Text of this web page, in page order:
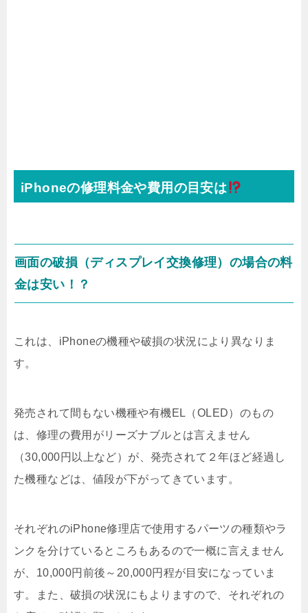
iPhoneの修理料金や費用の目安は
画面の破損（ディスプレイ交換修理）の場合の料
金は安い！？
これは、iPhoneの機種や破損の状況により異なりま
す。
発売されて間もない機種や有機EL（OLED）のもの
は、修理の費用がリーズナブルとは言えません
（30,000円以上など）が、発売されて２年ほど経過し
た機種などは、値段が下がってきています。
それぞれのiPhone修理店で使用するパーツの種類やラ
ンクを分けているところもあるので一概に言えません
が、10,000円前後～20,000円程が目安になっていま
す。また、破損の状況にもよりますので、それぞれの